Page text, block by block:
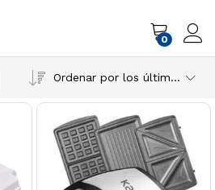
0
Ordenar por los últimos